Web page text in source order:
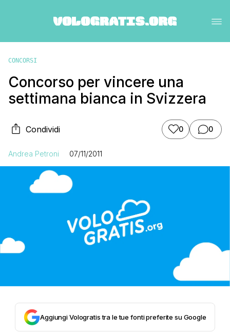
CONCORSI
Concorso per vincere una
settimana bianca in Svizzera
Condividi 0 0
Andrea Petroni 07/11/2011
Aggiungi Vologratis tra le tue fonti preferite su Google